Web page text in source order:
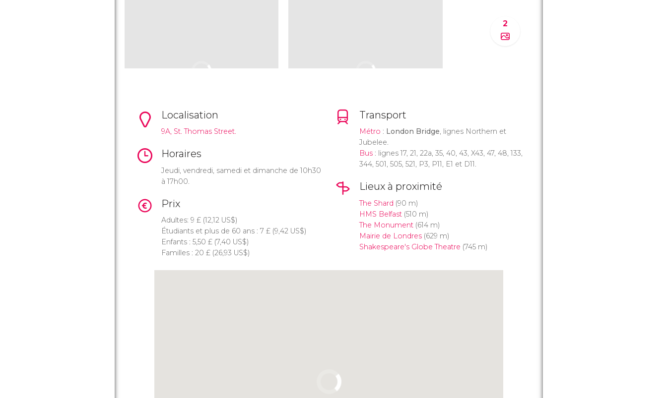
2
Localisation
9A, St. Thomas Street.
Horaires
Jeudi, vendredi, samedi et dimanche de 10h30
à 17h00.
Prix
Adultes: 9 £ (12,12 US$)
Étudiants et plus de 60 ans : 7 £ (9,42 US$)
Enfants : 5,50 £ (7,40 US$)
Familles : 20 £ (26,93 US$)
Transport
Métro : London Bridge, lignes Northern et
Jubelee.
Bus: lignes 17, 21, 22a, 35, 40, 43, X43, 47, 48, 133,
344, 501, 505, 521, P3, P11, E1 et D11.
Lieux à proximité
The Shard (90 m)
HMS Belfast(510 m)
The Monument(614 m)
Mairie de Londres(629 m)
Shakespeare's Globe Theatre (745 m)